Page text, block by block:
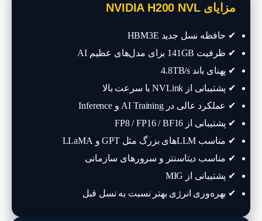
مزایای NVIDIA H200 NVL
✔ حافظه نسل جدید HBM3E
✔ ظرفیت 141GB برای مدل‌های عظیم AI
✔ پهنای باند 4.8TB/s
✔ پشتیبانی از NVLink با سرعت بالا
✔ عملکرد عالی در AI Training و Inference
✔ پشتیبانی از FP8 / FP16 / BF16
✔ مناسب LLMهای بزرگ مثل GPT و LLaMA
✔ مناسب دیتاسنتر و سرورهای سازمانی
✔ پشتیبانی از MIG
✔ بهره‌وری انرژی بهتر نسبت به نسل قبل